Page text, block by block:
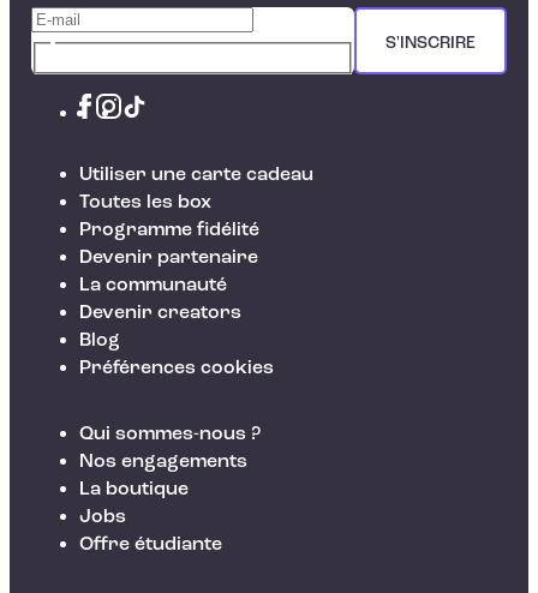
S'INSCRIRE
Utiliser une carte cadeau
Toutes les box
Programme fidélité
Devenir partenaire
La communauté
Devenir creators
Blog
Préférences cookies
Qui sommes-nous ?
Nos engagements
La boutique
Jobs
Offre étudiante